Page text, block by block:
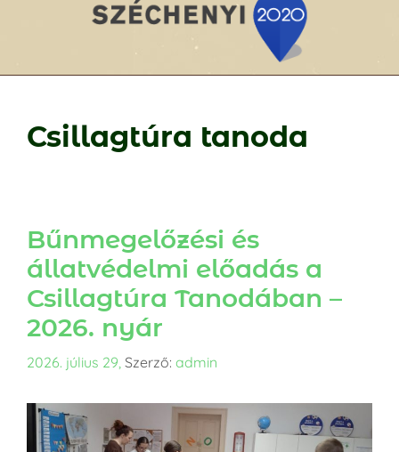
Csillagtúra tanoda
Bűnmegelőzési és
állatvédelmi előadás a
Csillagtúra Tanodában –
2026. nyár
2026. július 29, Szerző: admin